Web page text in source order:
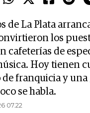
de La Plata
los
cafeterías de
Hoy tienen
franquicia y una
se habla.
07.22